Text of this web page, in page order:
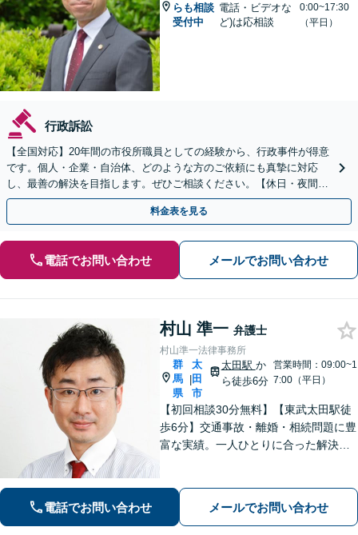
らも相談
受付中
電話・ビデオな
ど)は応相談
0:00~17:30
（平日）
行政訴訟
【全国対応】20年間の市役所職員としての経験から、行政事件が得意
です。個人・企業・自治体、どのような方のご依頼にも真摯に対応
し、最善の解決を目指します。ぜひご相談ください。【休日・夜間相
談可】【ビデオ面談可】【銀座駅1分】
料金表を見る
電話でお問い合わせ メールでお問い合わせ
村山 準一 弁護士
村山準一法律事務所
群
馬
県
|
太
田
市
太田駅 か
ら徒歩6分
営業時間：09:00~1
7:00（平日）
【初回相談30分無料】【東武太田駅徒
歩6分】交通事故・離婚・相続問題に豊
富な実績。一人ひとりに合った解決方
もご相談ください。
電話でお問い合わせ メールでお問い合わせ